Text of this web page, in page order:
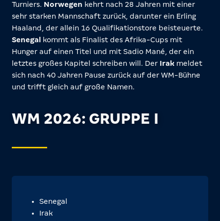
Turniers. Norwegen kehrt nach 28 Jahren mit einer
sehr starken Mannschaft zurück, darunter ein Erling
Haaland, der allein 16 Qualifikationstore beisteuerte.
Senegal
kommt als Finalist des Afrika-Cups mit
Hunger auf einen Titel und mit Sadio Mané, der ein
letztes großes Kapitel schreiben will. Der Irak meldet
sich nach 40 Jahren Pause zurück auf der WM-Bühne
und trifft gleich auf große Namen.
WM 2026: GRUPPE I
Senegal
Irak